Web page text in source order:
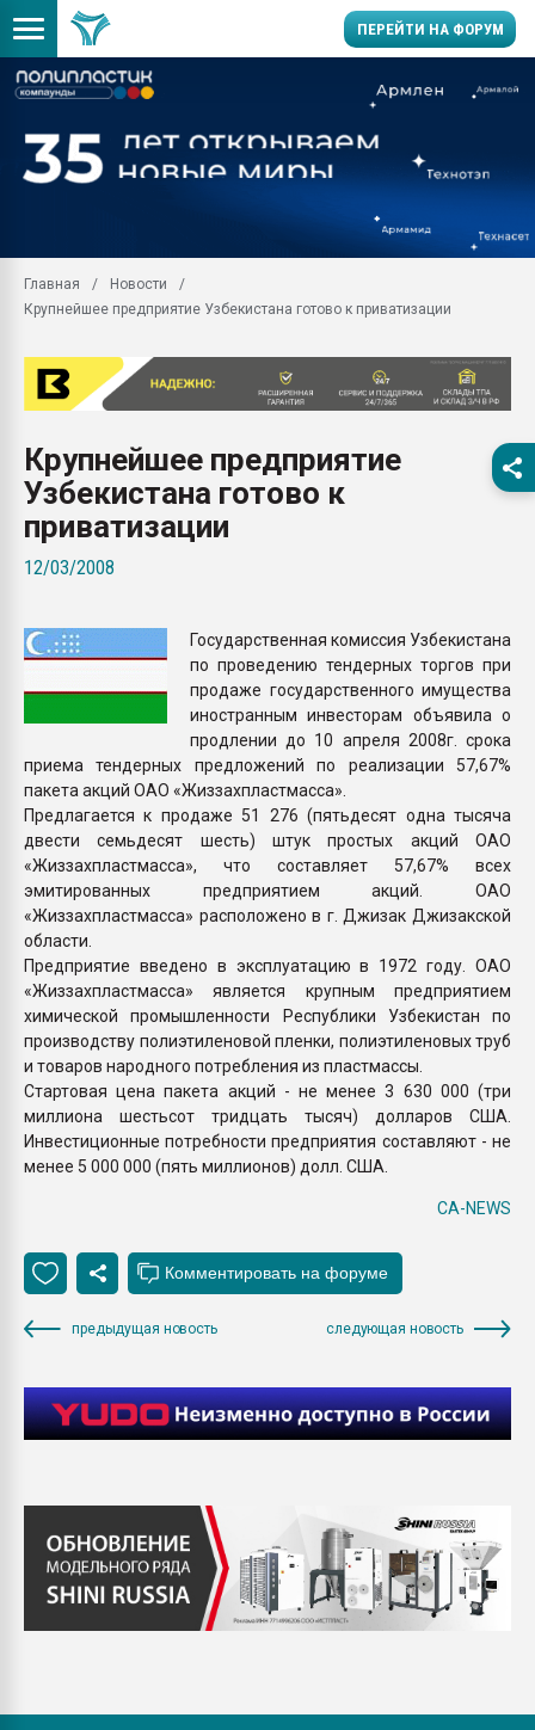
ПЕРЕЙТИ НА ФОРУМ
производство SPC
заводу пластмасс"
Подмосковье, Москва
28.07.2026
пластмасс
28.07.2026
ПЕРЕЙТИ НА
Главная
Новости
Крупнейшее предприятие Узбекистана готово к приватизации
Крупнейшее предприятие
Узбекистана готово к
приватизации
12/03/2008
Государственная комиссия Узбекистана
по проведению тендерных торгов при
продаже государственного имущества
иностранным инвесторам объявила о
продлении до 10 апреля 2008г. срока
приема тендерных предложений по реализации 57,67%
пакета акций ОАО «Жиззахпластмасса».
Предлагается к продаже 51 276 (пятьдесят одна тысяча
двести семьдесят шесть) штук простых акций ОАО
«Жиззахпластмасса», что составляет 57,67% всех
эмитированных предприятием акций. ОАО
«Жиззахпластмасса» расположено в г. Джизак Джизакской
области.
Предприятие введено в эксплуатацию в 1972 году. ОАО
«Жиззахпластмасса» является крупным предприятием
химической промышленности Республики Узбекистан по
производству полиэтиленовой пленки, полиэтиленовых труб
и товаров народного потребления из пластмассы.
Стартовая цена пакета акций - не менее 3 630 000 (три
миллиона шестьсот тридцать тысяч) долларов США.
Инвестиционные потребности предприятия составляют - не
менее 5 000 000 (пять миллионов) долл. США.
CA-NEWS
предыдущая новость следующая новость